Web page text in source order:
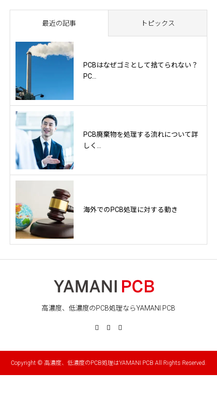
最近の記事 トピックス
PCBはなぜゴミとして捨てられない？
PC...
PCB廃棄物を処理する流れについて詳
しく...
海外でのPCB処理に対する動き
高濃度、低濃度のPCB処理ならYAMANI PCB
Copyright © 高濃度、低濃度のPCB処理はYAMANI PCB All Rights Reserved.